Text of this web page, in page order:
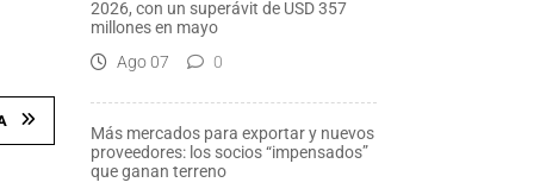
2026, con un superávit de USD 357
millones en mayo
Ago 07
0
Más mercados para exportar y nuevos
proveedores: los socios “impensados”
que ganan terreno